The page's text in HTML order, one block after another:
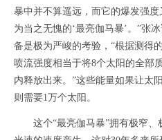
暴中并不算遥远，而它的爆发强度
为当之无愧的‘最亮伽马暴’。”张
备是极为严峻的考验，“根据测得
喷流强度相当于将8个太阳的全部
内释放出来。”这些能量如果让太
则需要1万个太阳。
这个“最亮伽马暴”拥有极窄、